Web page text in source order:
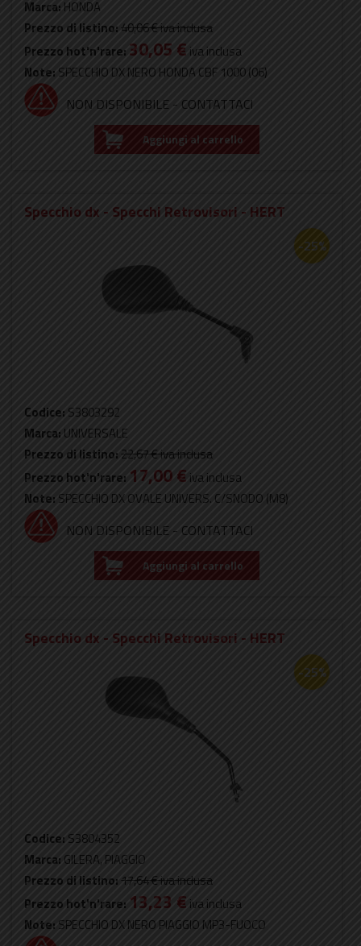
Marca: HONDA
Prezzo di listino:40,06 €iva inclusa
Prezzo hot'n'rare: 30,05 € iva inclusa
Note: SPECCHIO DX NERO HONDA CBF 1000 (06)
NON DISPONIBILE - CONTATTACI
Aggiungi al carrello
Specchio dx - Specchi Retrovisori - HERT
-25%
Codice: S3803292
Marca: UNIVERSALE
Prezzo di listino:22,67 €iva inclusa
Prezzo hot'n'rare: 17,00 € iva inclusa
Note: SPECCHIO DX OVALE UNIVERS. C/SNODO (M8)
NON DISPONIBILE - CONTATTACI
Aggiungi al carrello
Specchio dx - Specchi Retrovisori - HERT
-25%
Codice: S3804352
Marca: GILERA, PIAGGIO
Prezzo di listino:17,64 €iva inclusa
Prezzo hot'n'rare: 13,23 € iva inclusa
Note: SPECCHIO DX NERO PIAGGIO MP3-FUOCO